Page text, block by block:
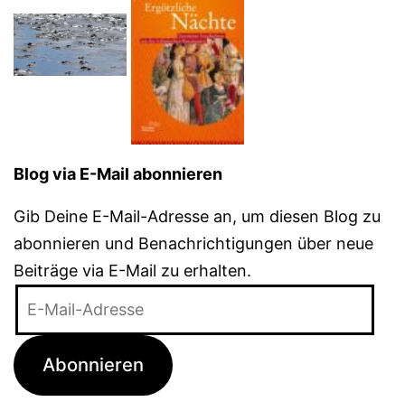
Blog via E-Mail abonnieren
Gib Deine E-Mail-Adresse an, um diesen Blog zu
abonnieren und Benachrichtigungen über neue
Beiträge via E-Mail zu erhalten.
Adresse
Abonnieren